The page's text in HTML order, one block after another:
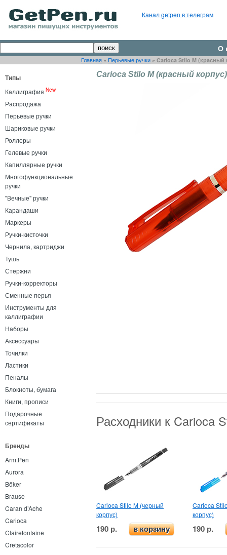
Канал getpen в телеграм
О
Главная » Перьевые ручки » Carioca Stilo M (красный
Типы
Каллиграфия New
Распродажа
Перьевые ручки
Шариковые ручки
Роллеры
Гелевые ручки
Капиллярные ручки
Многофункциональные
ручки
"Вечные" ручки
Карандаши
Маркеры
Ручки-кисточки
Чернила, картриджи
Тушь
Стержни
Ручки-корректоры
Сменные перья
Инструменты для
каллиграфии
Наборы
Аксессуары
Точилки
Ластики
Пеналы
Блокноты, бумага
Книги, прописи
Подарочные
сертификаты
Бренды
Arm.Pen
Aurora
Böker
Brause
Caran d’Ache
Carioca
Clairefontaine
Cretacolor
Carioca Stilo M (красный корпус)
Расходники к Carioca
Carioca Stilo M (черный
корпус)
190 р. в корзину
Carioca
корпус)
190 р.